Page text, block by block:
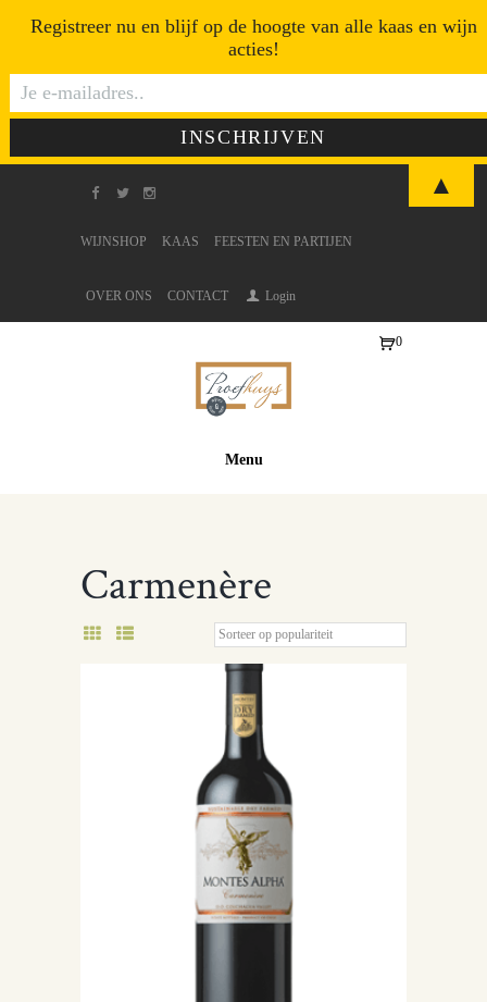
WIJNSHOP KAAS FEESTEN EN PARTIJEN
OVER ONS CONTACT Login
Menu
0
Carmenère
Registreer nu en blijf op de hoogte van alle kaas en wijn
acties!
▲